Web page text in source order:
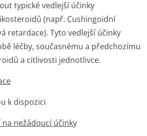
typické vedlejší účinky
(např. Cushingoidní
retardace). Tyto vedlejší účinky
léčby, současnému a předchozímu
a citlivosti jednotlivce.
k dispozici
nežádoucí účinky